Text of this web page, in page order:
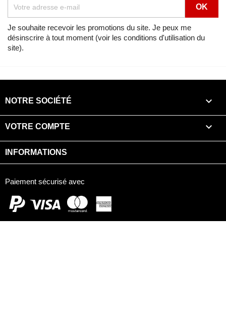
Je souhaite recevoir les promotions du site. Je peux me
désinscrire à tout moment (voir les conditions d'utilisation du
site).
NOTRE SOCIÉTÉ 
VOTRE COMPTE 
INFORMATIONS
Paiement sécurisé avec